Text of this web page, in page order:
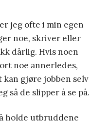
jeg ofte i min egen
noe, skriver eller
dårlig. Hvis noen
noe annerledes,
kan gjøre jobben selv
så de slipper å se på.
holde utbruddene